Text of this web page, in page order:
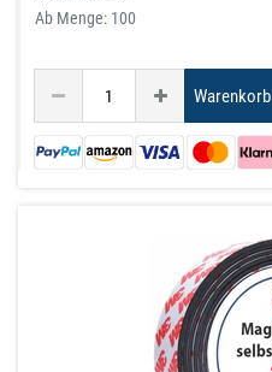
Ab Menge: 100
Warenkorb